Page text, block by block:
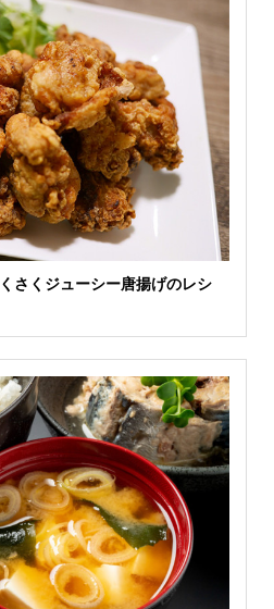
さくジューシー唐揚げのレシ